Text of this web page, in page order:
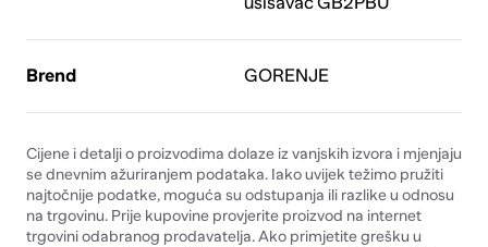
Brend GORENJE
Cijene i detalji o proizvodima dolaze iz vanjskih izvora i mjenjaju
se dnevnim ažuriranjem podataka. Iako uvijek težimo pružiti
najtočnije podatke, moguća su odstupanja ili razlike u odnosu
na trgovinu. Prije kupovine provjerite proizvod na internet
trgovini odabranog prodavatelja. Ako primjetite grešku u